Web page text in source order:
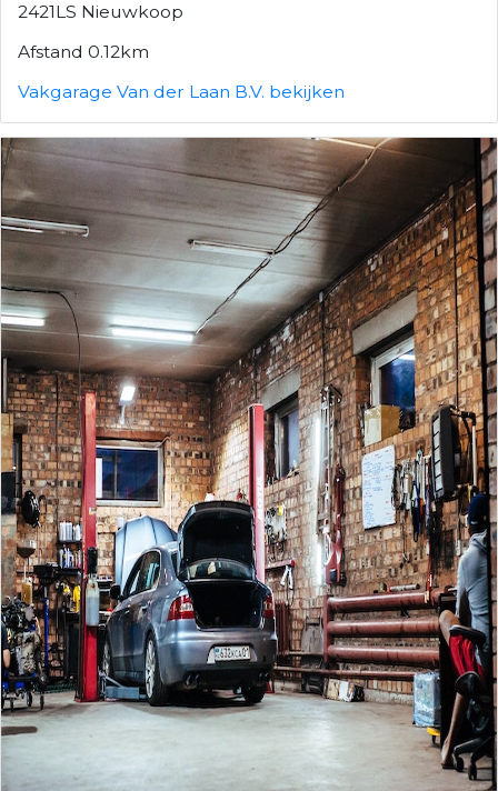
2421LS Nieuwkoop
Afstand 0.12km
Vakgarage Van der Laan B.V. bekijken